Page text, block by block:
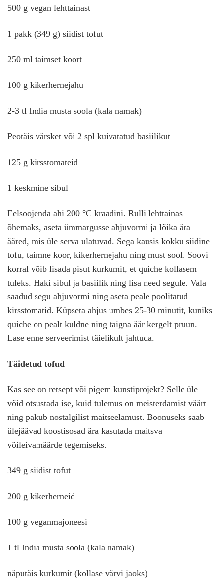
500 g vegan lehttainast
1 pakk (349 g) siidist tofut
250 ml taimset koort
100 g kikerhernejahu
2-3 tl India musta soola (kala namak)
Peotäis värsket või 2 spl kuivatatud basiilikut
125 g kirsstomateid
1 keskmine sibul
Eelsoojenda ahi 200 °C kraadini. Rulli lehttainas
õhemaks, aseta ümmargusse ahjuvormi ja lõika ära
ääred, mis üle serva ulatuvad. Sega kausis kokku siidine
tofu, taimne koor, kikerhernejahu ning must sool. Soovi
korral võib lisada pisut kurkumit, et quiche kollasem
tuleks. Haki sibul ja basiilik ning lisa need segule. Vala
saadud segu ahjuvormi ning aseta peale poolitatud
kirsstomatid. Küpseta ahjus umbes 25-30 minutit, kuniks
quiche on pealt kuldne ning taigna äär kergelt pruun.
Lase enne serveerimist täielikult jahtuda.
Täidetud tofud
Kas see on retsept või pigem kunstiprojekt? Selle üle
võid otsustada ise, kuid tulemus on meisterdamist väärt
ning pakub nostalgilist maitseelamust. Boonuseks saab
ülejäävad koostisosad ära kasutada maitsva
võileivamäärde tegemiseks.
349 g siidist tofut
200 g kikerherneid
100 g veganmajoneesi
1 tl India musta soola (kala namak)
näputäis kurkumit (kollase värvi jaoks)